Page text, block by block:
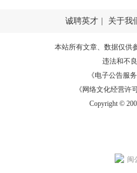
诚聘英才 关于我
本站所有文章、数据仅供
违法和不
《电子公告服务
《网络文化经营许
Copyright ©
闽